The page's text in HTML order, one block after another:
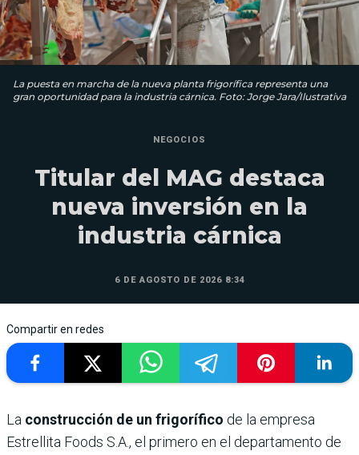
La puesta en marcha de la nueva planta frigorífica representa una
gran oportunidad para la industria cárnica. Foto: Jorge Jara/Ilustrativa
NEGOCIOS
Titular del MAG destaca
nueva inversión en la
industria cárnica
6 DE AGOSTO DE 2026 8:34
Compartir en redes
La construcción de un frigorífico de la empresa
Estrellita Foods S.A., el primero en el departamento de